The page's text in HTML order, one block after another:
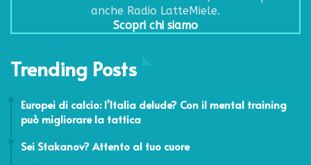
anche Radio LatteMiele.
Scopri chi siamo
Trending Posts
Europei di calcio: l’Italia delude? Con il mental training
può migliorare la tattica
Sei Stakanov? Attento al tuo cuore